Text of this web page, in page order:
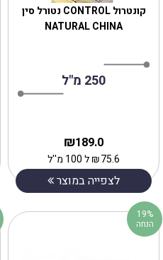
קונטרול CONTROL נטורל סין
NATURAL CHINA
250 מ"ל
189.0
₪
75.6
₪ל 100 מ''ל
לצפייה במוצר
19%
הנחה